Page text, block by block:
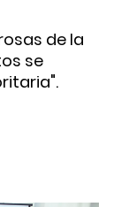
de la
se